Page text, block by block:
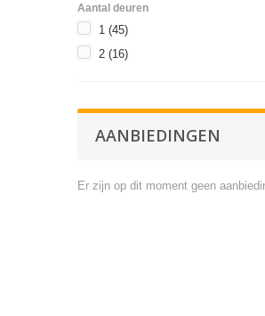
Aantal deuren
1 (45)
2 (16)
AANBIEDINGEN
Er zijn op dit moment geen